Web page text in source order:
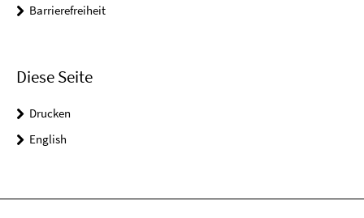
Barrierefreiheit
Diese Seite
Drucken
English